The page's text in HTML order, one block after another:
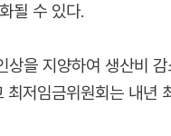
될 수 있다.
상을 지양하여 생산비
저임금위원회는 내년